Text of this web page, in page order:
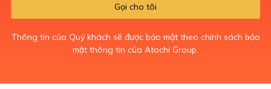
Gọi cho tôi
Thông tin của Quý khách sẽ được bảo mật theo chính sách bảo
mật thông tin của Atochi Group.